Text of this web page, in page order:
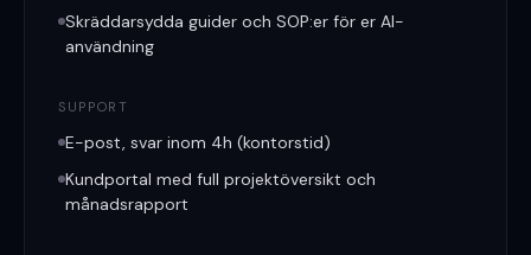
Skräddarsydda guider och SOP:er för er AI-
användning
SUPPORT
E-post, svar inom 4h (kontorstid)
Kundportal med full projektöversikt och
månadsrapport